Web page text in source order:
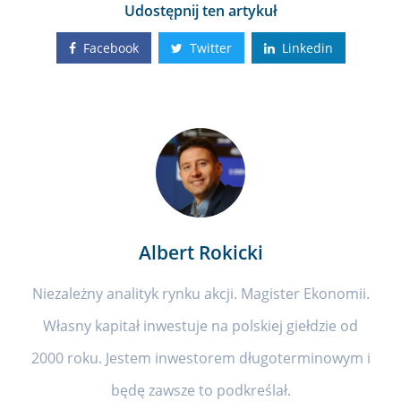
Udostępnij ten artykuł
Facebook Twitter Linkedin
Albert Rokicki
Niezależny analityk rynku akcji. Magister Ekonomii.
Własny kapitał inwestuje na polskiej giełdzie od
2000 roku. Jestem inwestorem długoterminowym i
będę zawsze to podkreślał.